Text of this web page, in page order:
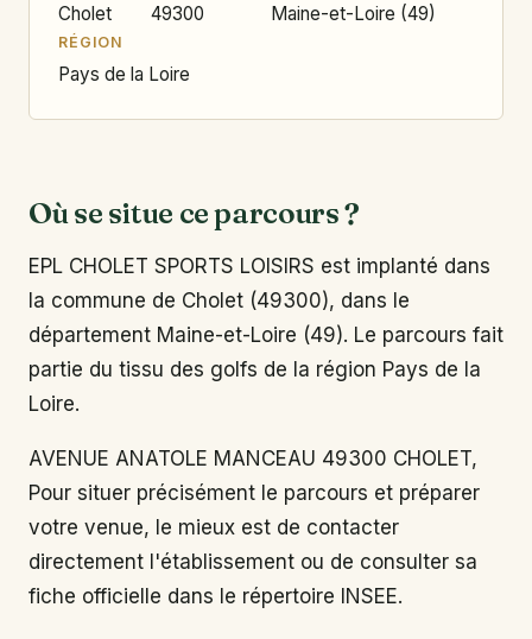
Cholet 49300 Maine-et-Loire (49)
RÉGION
Pays de la Loire
Où se situe ce parcours ?
EPL CHOLET SPORTS LOISIRS est implanté dans
la commune de Cholet (49300), dans le
département Maine-et-Loire (49). Le parcours fait
partie du tissu des golfs de la région Pays de la
Loire.
AVENUE ANATOLE MANCEAU 49300 CHOLET,
Pour situer précisément le parcours et préparer
votre venue, le mieux est de contacter
directement l'établissement ou de consulter sa
fiche officielle dans le répertoire INSEE.